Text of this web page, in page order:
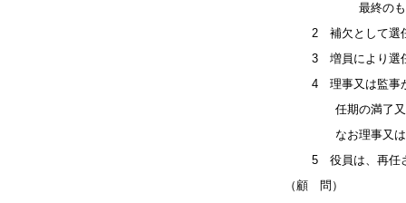
最終のものに関
2 補欠として選任
3 増員により選任
4 理事又は監事が
任期の満了又は辞
なお理事又は監
5 役員は、再任さ
（顧 問）